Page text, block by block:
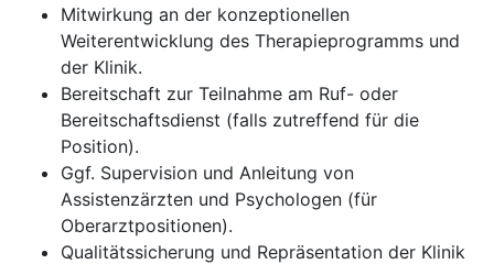
Mitwirkung an der konzeptionellen
Weiterentwicklung des Therapieprogramms und
der Klinik.
Bereitschaft zur Teilnahme am Ruf- oder
Bereitschaftsdienst (falls zutreffend für die
Position).
Ggf. Supervision und Anleitung von
Assistenzärzten und Psychologen (für
Oberarztpositionen).
Qualitätssicherung und Repräsentation der Klinik